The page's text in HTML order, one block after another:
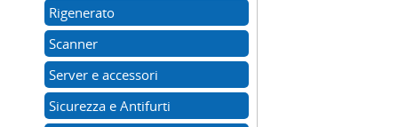
Rigenerato
Scanner
Server e accessori
Sicurezza e Antifurti